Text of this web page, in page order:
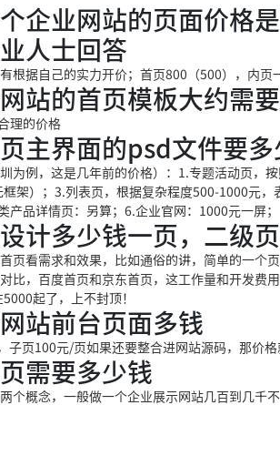
企业网站的页面价格
人士回答
根据自己的实力开价；首页800（500），内页
站的首页模板大约需
理的价格
主界面的psd文件要多
为例，这是几年前的价格）：1.专题活动页，
架）；3.列表页，根据复杂程度500-1000元
产品详情页：另算；6.企业官网：1000元一屏；
计多少钱一页，二级
页看需求和效果，比如通俗的讲，简单的一个
比，百度首页和京东首页，这工作量和开发费
起了，上不封顶！
站前台页面多钱
子页100元/页如果还要整合进网站源码，那价
需要多少钱
个概念，一般做一个企业展示网站几百到几千